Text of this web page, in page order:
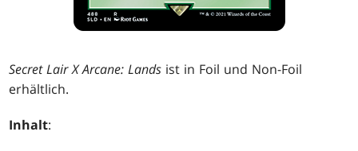
Secret Lair X Arcane: Lands ist in Foil und Non-Foil
erhältlich.
Inhalt: